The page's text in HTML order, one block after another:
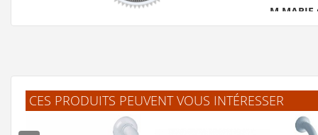
M.MARIE
"J'ai
CES PRODUITS PEUVENT VOUS INTÉRESSER